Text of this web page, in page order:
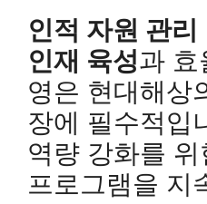
인적 자원 관리
인재 육성과 효
영은 현대해상
장에 필수적입
역량 강화를
프로그램을 지